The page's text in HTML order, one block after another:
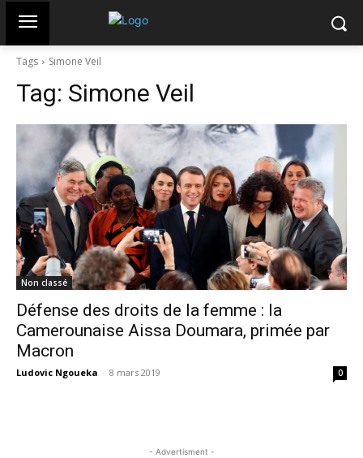
Tags Simone Veil
Tag: Simone Veil
Non classé
Défense des droits de la femme : la
Camerounaise Aissa Doumara, primée par
Macron
Ludovic Ngoueka - 8 mars 2019 0
- Advertisment -